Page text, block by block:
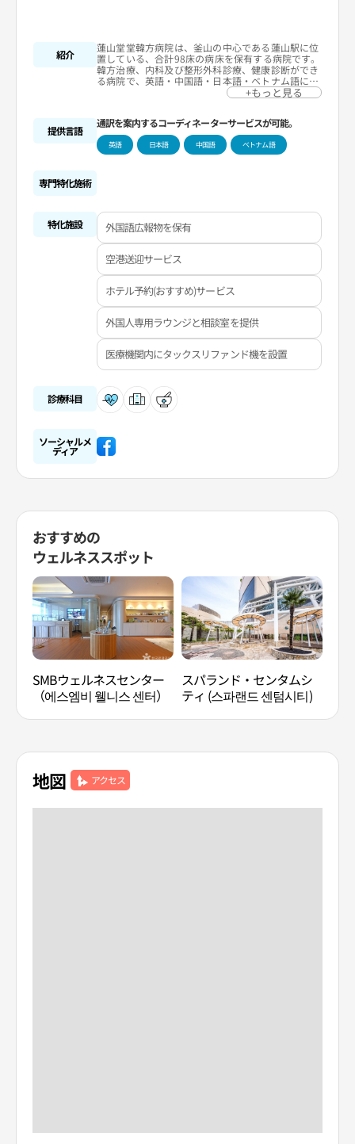
紹介
蓮山堂堂韓方病院は、釜山の中心である蓮山駅に位
置している、合計98床の病床を保有する病院です。
韓方治療、内科及び整形外科診療、健康診断ができ
る病院で、英語・中国語・日本語・ベトナム語に対
応できるスタッフが常勤しているため、外国人の方
でも気軽に診療を受けることができます。
+もっと見る
提供言語
通訳を案内するコーディネーターサービスが可能。
英語 日本語 中国語 ベトナム語
専門特化施術
特化施設 外国語広報物を保有
空港送迎サービス
ホテル予約(おすすめ)サービス
外国人専用ラウンジと相談室を提供
医療機関内にタックスリファンド機を設置
診療科目
ソーシャルメ
ディア
おすすめの
ウェルネススポット
SMBウェルネスセンター
（에스엠비 웰니스 센터）
スパランド・センタムシ
ティ (스파랜드 센텀시티)
地図 アクセス